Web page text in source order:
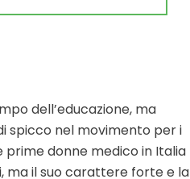
dell’educazione, ma
spicco nel movimento per i
prime donne medico in Italia
ma il suo carattere forte e la